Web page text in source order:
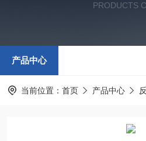
PRODUCTS
产品中心
当前位置： 首页 产品中心